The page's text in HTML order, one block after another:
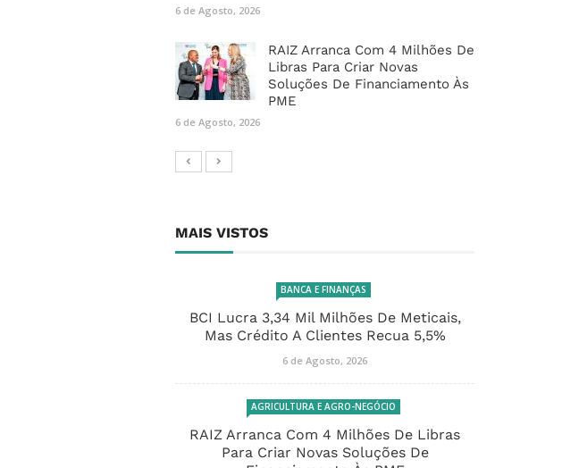
6 de Agosto, 2026
RAIZ Arranca Com 4 Milhões De
Libras Para Criar Novas
Soluções De Financiamento Às
PME
6 de Agosto, 2026
MAIS VISTOS
BANCA E FINANÇAS
BCI Lucra 3,34 Mil Milhões De Meticais,
Mas Crédito A Clientes Recua 5,5%
6 de Agosto, 2026
AGRICULTURA E AGRO-NEGÓCIO
RAIZ Arranca Com 4 Milhões De Libras
Para Criar Novas Soluções De